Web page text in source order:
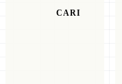
CARI